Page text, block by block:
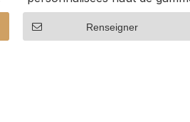
les projets
Renseigner